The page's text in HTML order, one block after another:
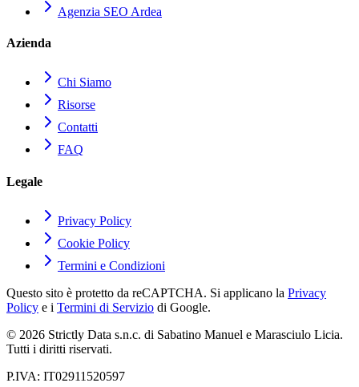
Agenzia SEO Ardea
Azienda
Chi Siamo
Risorse
Contatti
FAQ
Legale
Privacy Policy
Cookie Policy
Termini e Condizioni
Questo sito è protetto da reCAPTCHA. Si applicano la Privacy
Policy e i Termini di Servizio di Google.
© 2026 Strictly Data s.n.c. di Sabatino Manuel e Marasciulo Licia.
Tutti i diritti riservati.
P.IVA: IT02911520597